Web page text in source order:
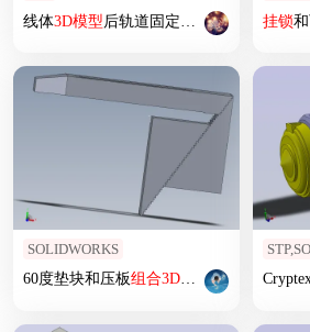
线体3D模型后轨道固定 组合 挂锁
SOLIDWORKS
60度垫块和压板组合3D模型